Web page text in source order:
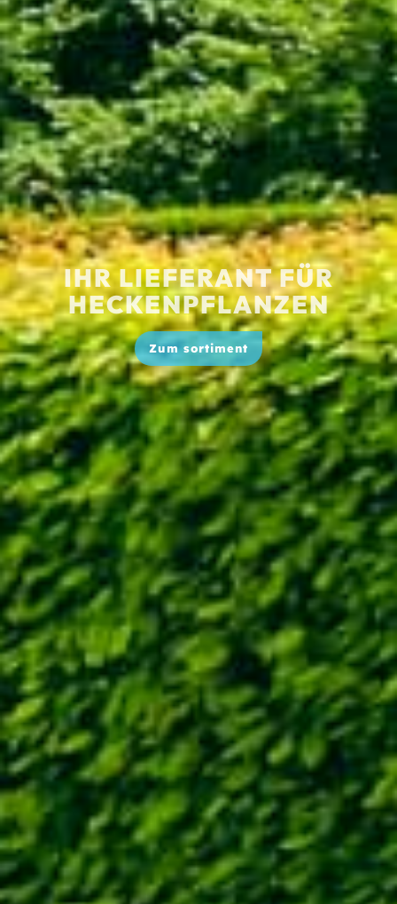
IHR LIEFERANT FÜR
HECKENPFLANZEN
Zum sortiment